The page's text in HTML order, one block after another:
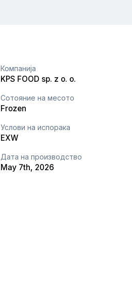
Компанија
KPS FOOD sp. z o. o.
Сотояние на месото
Frozen
Услови на испорака
EXW
Дата на производство
May 7th, 2026